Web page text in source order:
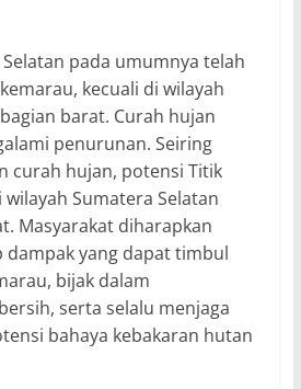
pada umumnya telah
kecuali di wilayah
barat. Curah hujan
penurunan. Seiring
curah hujan, potensi Titik
Sumatera Selatan
Masyarakat diharapkan
dampak yang dapat timbul
bijak dalam
serta selalu menjaga
bahaya kebakaran hutan